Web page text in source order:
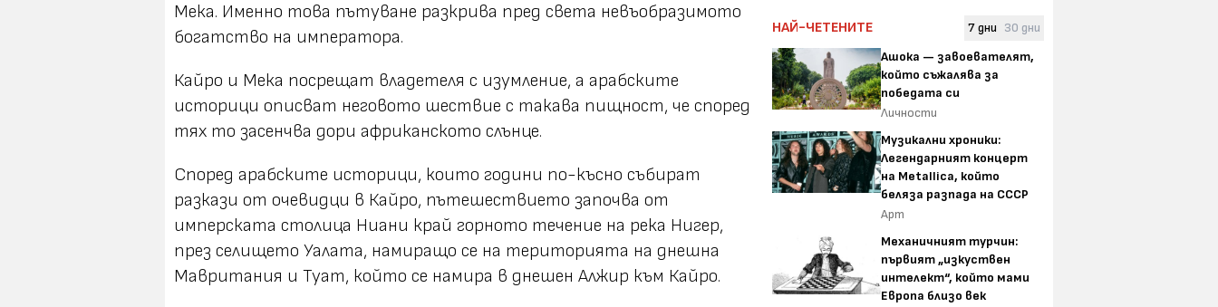
Мека. Именно това пътуване разкрива пред света невъобразимото
богатство на императора.
Кайро и Мека посрещат владетеля с изумление, а арабските
историци описват неговото шествие с такава пищност, че според
тях то засенчва дори африканското слънце.
Според арабските историци, които години по-късно събират
разкази от очевидци в Кайро, пътешествието започва от
имперската столица Ниани край горното течение на река Нигер,
през селището Уалата, намиращо се на територията на днешна
Мавритания и Туат, който се намира в днешен Алжир към Кайро.
НАЙ-ЧЕТЕНИТЕ 7 дни 30 дни
Ашока — завоевателят,
който съжалява за
победата си
Личности
Музикални хроники:
Легендарният концерт
на Metallica, който
беляза разпада на СССР
Арт
Механичният турчин:
първият „изкуствен
интелект“, който мами
Европа близо век